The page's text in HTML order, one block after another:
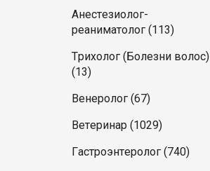
Анестезиолог-
реаниматолог (113)
Трихолог (Болезни волос)
(13)
Венеролог (67)
Ветеринар (1029)
Гастроэнтеролог (740)